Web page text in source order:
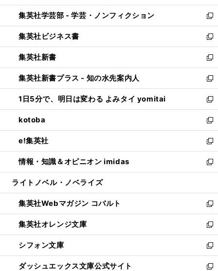
開
く
ウ
で
開
く
ン
ド
ウ
で
開
く
ウ
ィ
ン
ド
ウ
で
開
く
集英社学芸部 - 学芸・ノンフィクション
新
し
い
ウ
ィ
ン
ド
ウ
で
開
く
集英社ビジネス書
新
し
い
ウ
ィ
ン
ド
ウ
で
開
く
集英社新書
新
し
い
ウ
ィ
ン
ド
ウ
で
開
く
集英社新書プラス - 知の水先案内人
新
し
い
ウ
ィ
ン
ド
ウ
で
開
1日5分で、明日は変わる よみタイ yomitai
新
し
い
ウ
ィ
ン
ド
ウ
開
く
kotoba
新
し
い
ウ
ィ
ン
ウ
で
開
く
e!集英社
新
し
い
ウ
ン
ド
ウ
で
開
く
情報・知識＆オピニオン imidas
新
し
ウ
ィ
ン
ド
ウ
で
開
く
ライトノベル・ノベライズ
集英社Webマガジン コバルト
新
し
い
ウ
ィ
ン
ド
集英社オレンジ文庫
新
し
い
ウ
ィ
シフォン文庫
新
し
い
ダッシュエックス文庫公式サイト
新